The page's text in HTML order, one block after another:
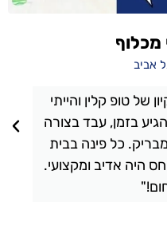
של טופ קלין והייתי
בזמן, עבד בצורה
כל פינה בבית
היה אדיב ומקצועי.
מכלוף
אביב